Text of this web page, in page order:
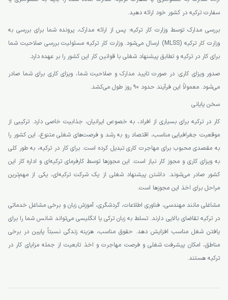
سفارت ترکیه در کشور خود ارائه دهید.
بررسی مدارک توسط وزارت کار ترکیه: پس از ارائه مدارک، پرونده شما برای بررسی به
وزارت کار ترکیه (MLSS) ارسال می‌شود. وزارت کار ترکیه مسئولیت بررسی صلاحیت شما
برای کار در ترکیه و تطابق پیشنهاد شغلی با قوانین کار این کشور را بر عهده دارد.
صدور ویزای کاری: در صورت تایید مدارک و صلاحیت شما، ویزای کاری برای شما صادر
می‌شود. معمولاً این فرآیند حدود 90 روز طول می‌کشد.
سخن پایانی
کار در ترکیه برای بسیاری از افراد، به خصوص ایرانیان، جذابیت خاصی دارد. ترکیبی از
موقعیت جغرافیایی مناسب، اقتصاد رو به رشد و فرصت‌های شغلی متنوع، این کشور را
به مقصدی محبوب برای مهاجرت کاری تبدیل کرده است. برای کار در ترکیه، به طور کلی
به ویزای کاری و مجوز کار نیاز است. این مجوزها توسط کارفرمای ترکیه‌ای و اداره کار این
کشور صادر می‌شوند. داشتن پیشنهاد شغلی از یک شرکت ترکیه‌ای، یکی از مهم‌ترین
مراحل برای اخذ این مجوزها است.
مشاغلی مانند مهندسی، فناوری اطلاعات، گردشگری، آموزش زبان و برخی مشاغل خدماتی
در ترکیه تقاضای بالایی دارند. تسلط به زبان ترکی یا انگلیسی می‌تواند شانس شما را برای
یافتن شغل مناسب افزایش دهد. حقوق مناسب، هزینه زندگی نسبتاً پایین در برخی
مناطق، امکان پیشرفت شغلی و فرصت مهاجرت و اخذ تابعیت از جمله مزایای کار در
ترکیه هستند.